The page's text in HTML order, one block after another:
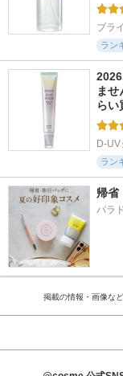
ブラ
ラン
ま
ら
D-
ラン
帰省
パラ
掲載の情報・画像な